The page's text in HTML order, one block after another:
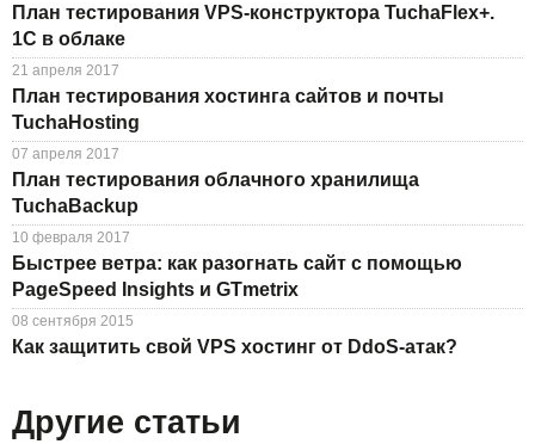
План тестирования VPS-конструктора TuchaFlex+.
1С в облаке
21 апреля 2017
План тестирования хостинга сайтов и почты
TuchaHosting
07 апреля 2017
План тестирования облачного хранилища
TuchaBackup
10 февраля 2017
Быстрее ветра: как разогнать сайт с помощью
PageSpeed Insights и GTmetrix
08 сентября 2015
Как защитить свой VPS хостинг от DdoS-атак?
Другие статьи